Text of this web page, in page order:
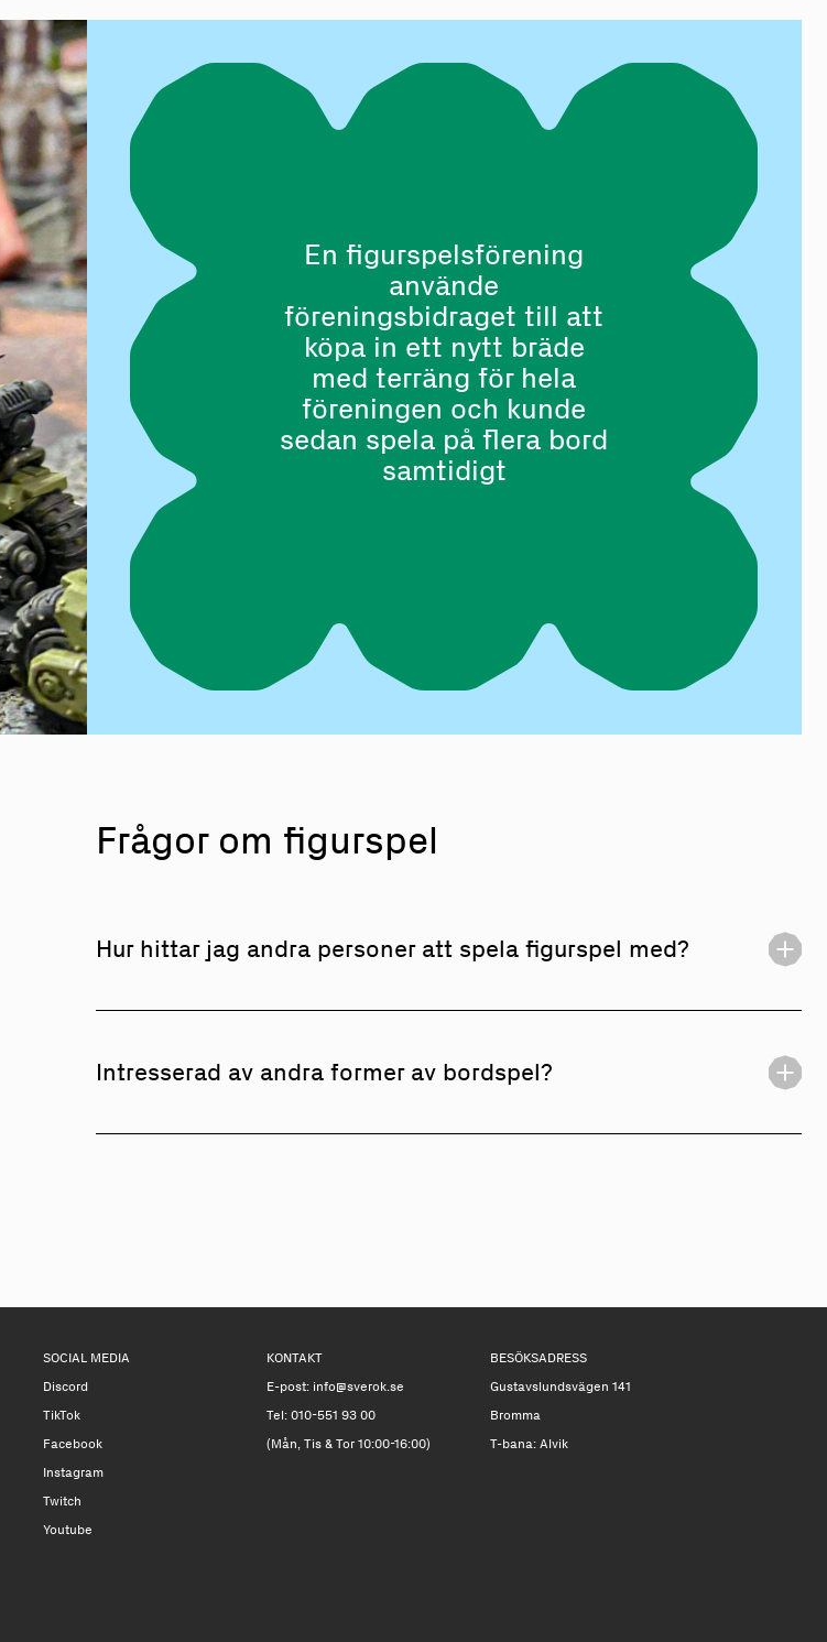
En figurspelsförening
använde
föreningsbidraget till att
köpa in ett nytt bräde
med terräng för hela
föreningen och kunde
sedan spela på flera bord
samtidigt
Frågor om figurspel
Hur hittar jag andra personer att spela figurspel med?
medlem i en redan existerande förening. Sök efter figurspelsföreningar att gå
med i nära dighär.
Intresserad av andra former av bordspel?
SOCIAL MEDIA
Discord
TikTok
Facebook
Instagram
Twitch
Youtube
KONTAKT
E-post: info@sverok.se
Tel: 010-551 93 00
(Mån, Tis & Tor 10:00-16:00)
BESÖKSADRESS
Gustavslundsvägen 141
Bromma
T-bana: Alvik